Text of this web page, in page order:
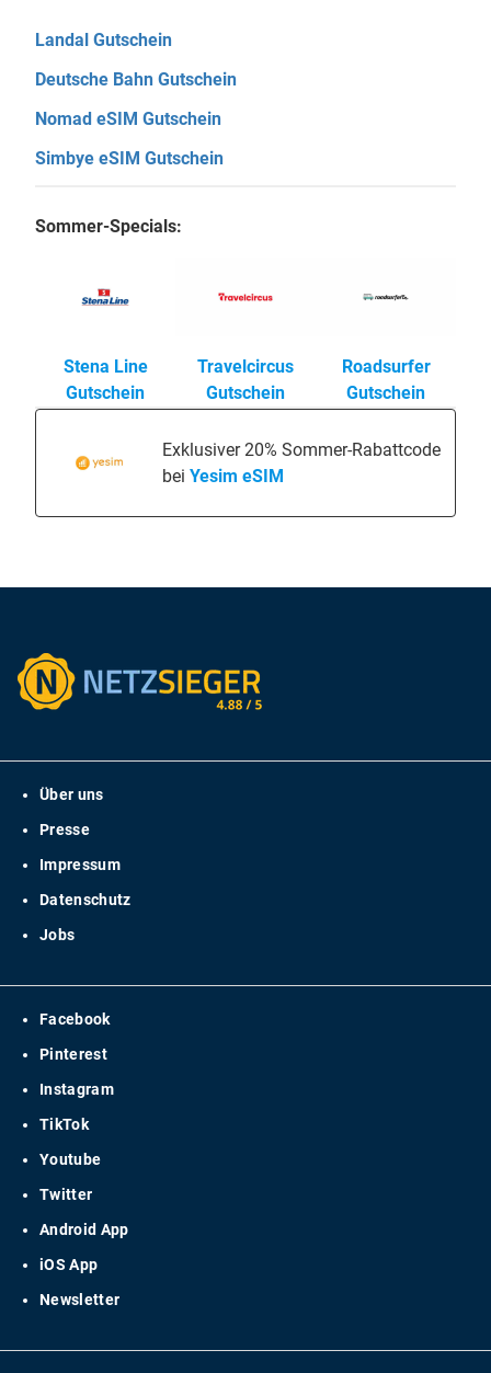
Landal Gutschein
Deutsche Bahn Gutschein
Nomad eSIM Gutschein
Simbye eSIM Gutschein
Sommer-Specials:
Stena Line
Gutschein
Travelcircus
Gutschein
Roadsurfer
Gutschein
Exklusiver 20% Sommer-Rabattcode
bei Yesim eSIM
Über uns
Presse
Impressum
Datenschutz
Jobs
Facebook
Pinterest
Instagram
TikTok
Youtube
Twitter
Android App
iOS App
Newsletter